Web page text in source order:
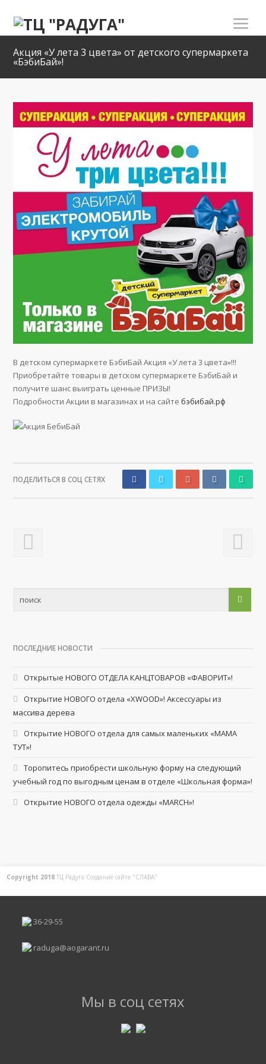
Акция «У лета 3 цвета» от детского супермаркета
«БэбиБай»!
В детском супермаркете БэбиБай Акция «У лета 3 цвета»!!!
Приобретайте товары в детском супермаркете БэбиБай и
получите шанс выиграть ценные ПРИЗЫ!
Подробности Акции в магазинах и на сайтебэбибай.рф
ПОДЕЛИТЬСЯ В СОЦ СЕТЯХ
ПОСЛЕДНИЕ НОВОСТИ
Открытые НОВОГО ОТДЕЛА КАНЦТОВАРОВ «ФАВОРИТ»!
Открытие НОВОГО отдела «XWOOD»! Аксессуары из
массива дерева
Открытие НОВОГО отдела для самых маленьких «МАМА
ТУТ»!
Торопитесь приобрести школьную форму на следующий
учебный год по выгодным ценам в отделе «Школьная форма»!
Открытие НОВОГО отдела одежды «MARCH»!
Copyright 2018 ТЦ Радуга Создание сайта "СЛАВА"
36-29-55
raduga@aogarant.ru
Мы в соц сетях